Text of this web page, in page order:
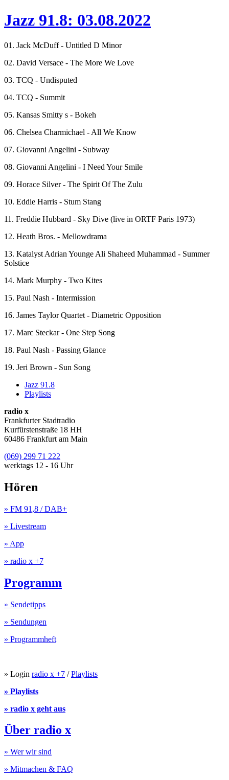
Jazz 91.8: 03.08.2022
01. Jack McDuff - Untitled D Minor
02. David Versace - The More We Love
03. TCQ - Undisputed
04. TCQ - Summit
05. Kansas Smitty s - Bokeh
06. Chelsea Charmichael - All We Know
07. Giovanni Angelini - Subway
08. Giovanni Angelini - I Need Your Smile
09. Horace Silver - The Spirit Of The Zulu
10. Eddie Harris - Stum Stang
11. Freddie Hubbard - Sky Dive (live in ORTF Paris 1973)
12. Heath Bros. - Mellowdrama
13. Katalyst Adrian Younge Ali Shaheed Muhammad - Summer
Solstice
14. Mark Murphy - Two Kites
15. Paul Nash - Intermission
16. James Taylor Quartet - Diametric Opposition
17. Marc Steckar - One Step Song
18. Paul Nash - Passing Glance
19. Jeri Brown - Sun Song
Jazz 91.8
Playlists
radio x
Frankfurter Stadtradio
Kurfürstenstraße 18 HH
60486 Frankfurt am Main
(069) 299 71 222
werktags 12 - 16 Uhr
Hören
» FM 91,8 / DAB+
» Livestream
» App
» radio x +7
Programm
» Sendetipps
» Sendungen
» Programmheft
» Login radio x +7 /Playlists
» Playlists
» radio x geht aus
Über radio x
» Wer wir sind
» Mitmachen & FAQ